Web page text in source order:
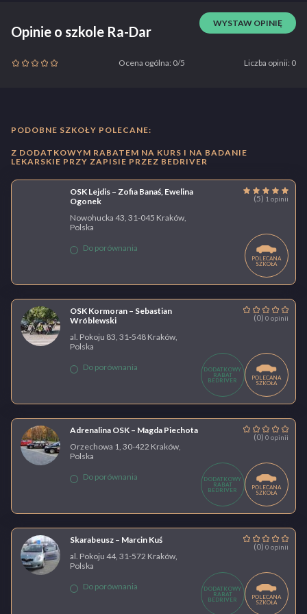
ON-LINE
w tym celu należy wypełnić formularz zapisu
W BIURZE
zajęciami teoretycznymi.
ZOBACZ PEŁNY OPIS SZKOŁY
Opinie o szkole Ra-Dar
WYSTAW OPINIĘ
Ocena ogólna: 0/5 Liczba opinii: 0
PODOBNE SZKOŁY POLECANE:
Z DODATKOWYM RABATEM NA KURS I NA BADANIE
LEKARSKIE PRZY ZAPISIE PRZEZ BEDRIVER
OSK Lejdis – Zofia Banaś, Ewelina
Ogonek
(5) 1 opinii
Nowohucka 43, 31-045 Kraków,
Polska
Do porównania
POLECANA
SZKOŁA
OSK Kormoran – Sebastian
Wróblewski
(0) 0 opinii
al. Pokoju 83, 31-548 Kraków,
Polska
Do porównania
DODATKOWY
RABAT
BEDRIVER
POLECANA
SZKOŁA
Adrenalina OSK – Magda Piechota
(0) 0 opinii
Orzechowa 1, 30-422 Kraków,
Polska
Do porównania
DODATKOWY
RABAT
BEDRIVER
POLECANA
SZKOŁA
Skarabeusz – Marcin Kuś
(0) 0 opinii
al. Pokoju 44, 31-572 Kraków,
Polska
Do porównania
DODATKOWY
RABAT
BEDRIVER
POLECANA
SZKOŁA